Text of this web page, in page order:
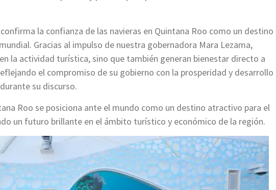
la confianza de las navieras en Quintana Roo como un destino
Gracias al impulso de nuestra gobernadora Mara Lezama,
la actividad turística, sino que también generan bienestar directo a
el compromiso de su gobierno con la prosperidad y desarrollo
su discurso.
Roo se posiciona ante el mundo como un destino atractivo para el
un futuro brillante en el ámbito turístico y económico de la región.